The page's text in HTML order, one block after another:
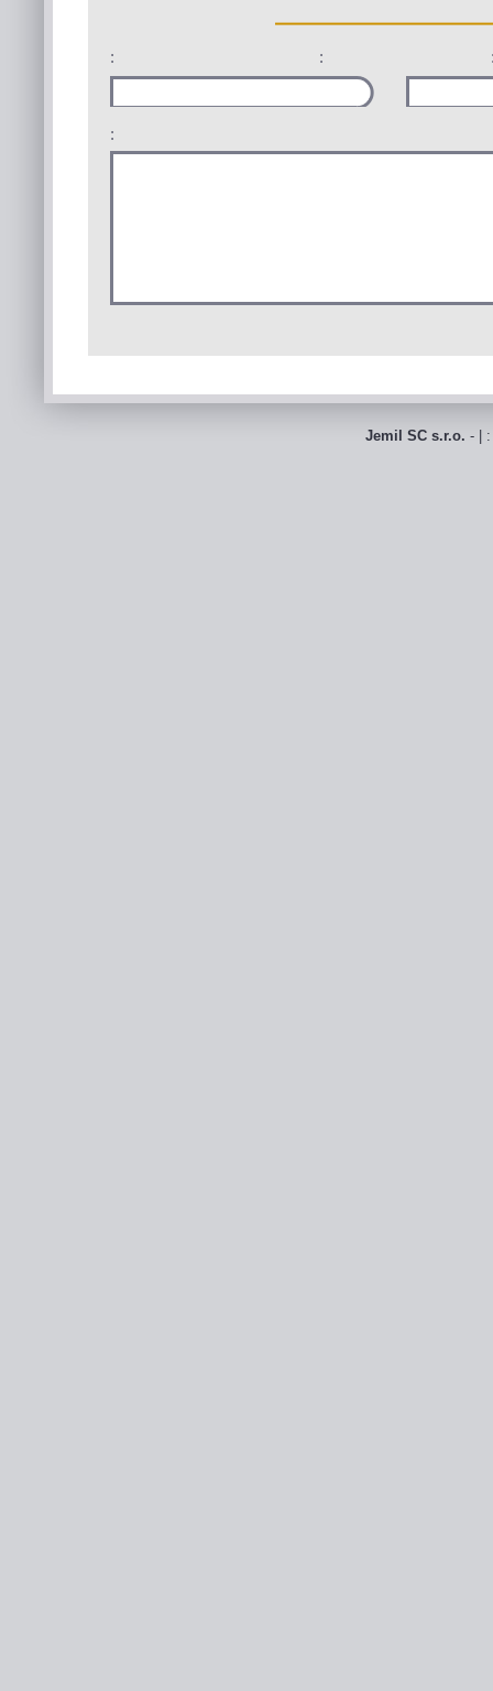
: :
:
Jemil SC s.r.o. - |